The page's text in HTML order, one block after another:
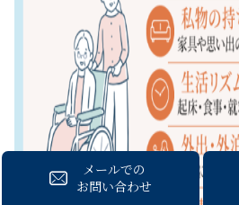
メールでの
お問い合わせ